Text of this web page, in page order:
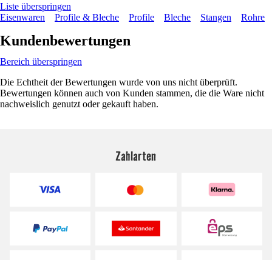
Liste überspringen
Eisenwaren
Profile & Bleche Profile Bleche Stangen Rohre
Kundenbewertungen
Bereich überspringen
Die Echtheit der Bewertungen wurde von uns nicht überprüft.
Bewertungen können auch von Kunden stammen, die die Ware nicht
nachweislich genutzt oder gekauft haben.
Zahlarten